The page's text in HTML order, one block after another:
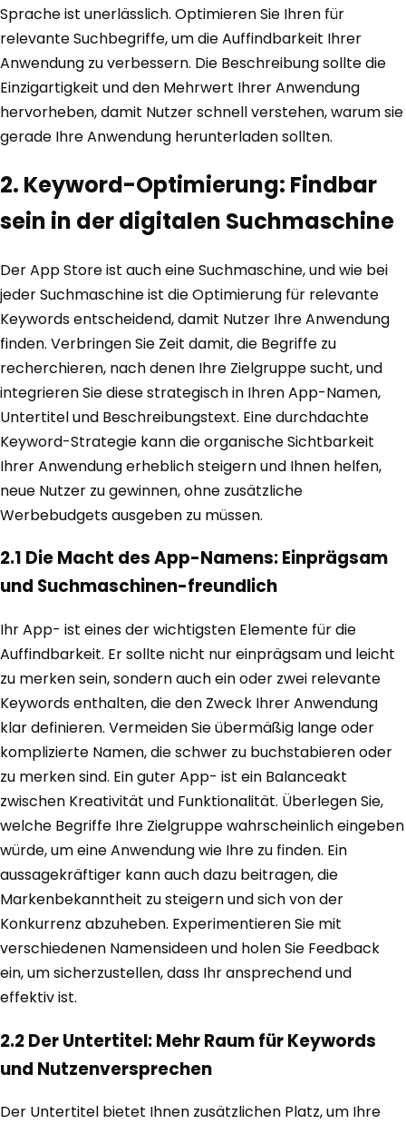
Sprache ist unerlässlich. Optimieren Sie Ihren für
relevante Suchbegriffe, um die Auffindbarkeit Ihrer
Anwendung zu verbessern. Die Beschreibung sollte die
Einzigartigkeit und den Mehrwert Ihrer Anwendung
hervorheben, damit Nutzer schnell verstehen, warum sie
gerade Ihre Anwendung herunterladen sollten.
2. Keyword-Optimierung: Findbar
sein in der digitalen Suchmaschine
Der App Store ist auch eine Suchmaschine, und wie bei
jeder Suchmaschine ist die Optimierung für relevante
Keywords entscheidend, damit Nutzer Ihre Anwendung
finden. Verbringen Sie Zeit damit, die Begriffe zu
recherchieren, nach denen Ihre Zielgruppe sucht, und
integrieren Sie diese strategisch in Ihren App-Namen,
Untertitel und Beschreibungstext. Eine durchdachte
Keyword-Strategie kann die organische Sichtbarkeit
Ihrer Anwendung erheblich steigern und Ihnen helfen,
neue Nutzer zu gewinnen, ohne zusätzliche
Werbebudgets ausgeben zu müssen.
2.1 Die Macht des App-Namens: Einprägsam
und Suchmaschinen-freundlich
Ihr App- ist eines der wichtigsten Elemente für die
Auffindbarkeit. Er sollte nicht nur einprägsam und leicht
zu merken sein, sondern auch ein oder zwei relevante
Keywords enthalten, die den Zweck Ihrer Anwendung
klar definieren. Vermeiden Sie übermäßig lange oder
komplizierte Namen, die schwer zu buchstabieren oder
zu merken sind. Ein guter App- ist ein Balanceakt
zwischen Kreativität und Funktionalität. Überlegen Sie,
welche Begriffe Ihre Zielgruppe wahrscheinlich eingeben
würde, um eine Anwendung wie Ihre zu finden. Ein
aussagekräftiger kann auch dazu beitragen, die
Markenbekanntheit zu steigern und sich von der
Konkurrenz abzuheben. Experimentieren Sie mit
verschiedenen Namensideen und holen Sie Feedback
ein, um sicherzustellen, dass Ihr ansprechend und
effektiv ist.
2.2 Der Untertitel: Mehr Raum für Keywords
und Nutzenversprechen
Der Untertitel bietet Ihnen zusätzlichen Platz, um Ihre